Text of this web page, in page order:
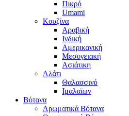
Πικρό
Umami
Κουζίνα
Αραβική
Ινδική
Αμερικανική
Μεσογειακή
Ασιάτικη
Αλάτι
Θαλασσινό
Ιμαλαϊων
Βότανα
Αρωματικά Βότανα